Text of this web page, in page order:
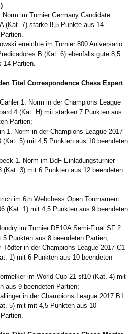
Norm im Turnier Germany Candidate
(Kat. 7) starke 8,5 Punkte aus 14
erreichte im Turnier 800 Aniversario
B (Kat. 6) ebenfalls gute 8,5
14 Partien.
Titel Correspondence Chess Expert
1. Norm in der Champions League
4 (Kat. H) mit starken 7 Punkten aus
Partien;
1. Norm in der Champions League 2017
(Kat. 5) mit 4,5 Punkten aus 10 beendeten
1. Norm im BdF-Einladungsturnier
(Kat. 3) mit 6 Punkten aus 12 beendeten
im 6th Webchess Open Tournament
(Kat. 1) mit 4,5 Punkten aus 9 beendeten
im Turnier DE10A Semi-Final SF 2
5 Punkten aus 8 beendeten Partien;
Tödter in der Champions League 2017 C1
1) mit 6 Punkten aus 10 beendeten
im World Cup 21 sf10 (Kat. 4) mit
aus 9 beendeten Partien;
in der Champions League 2017 B1
5) mit mit 4,5 Punkten aus 10